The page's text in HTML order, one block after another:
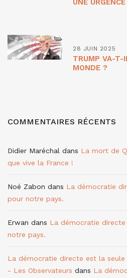
UNE
28 JUIN 2025
TRUMP VA-T-
MONDE ?
COMMENTAIRES RÉCENTS
Didier Maréchal dans La mort de
que vive la France !
Noé Zabon dans La démocratie
pour notre pays.
Erwan dans La démocratie
notre pays.
La démocratie directe est la
- Les Observateurs dans La